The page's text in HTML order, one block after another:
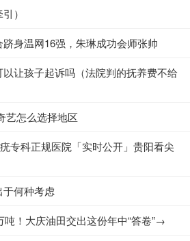
）
身温网16强，朱琳成功会师张帅
让孩子起诉吗（法院判的抚养费不给
艺怎么选择地区
专科正规医院「实时公开」贵阳看尖
何种考虑
吨！大庆油田交出这份年中“答卷”→